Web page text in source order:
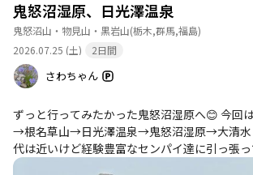
時間浸かって帰路へ 補陀落本舗でゆばむすび
嫁の実家へ土産をもってお義母さんと3時間位
たとさ☺明日は自分の実家へ土産をもってしめ
くべし
鬼怒沼湿原、日光澤温泉
鬼怒沼山・物見山・黒岩山(栃木,群馬,福島)
2026.07.25 (土)
2日間
さわちゃん
ずっと行ってみたかった鬼怒沼湿原へ😊 今
→根名草山→日光澤温泉→鬼怒沼湿原→大清水
代は近いけど経験豊富なセンパイ達に引っ張
んとか行ってきました✨